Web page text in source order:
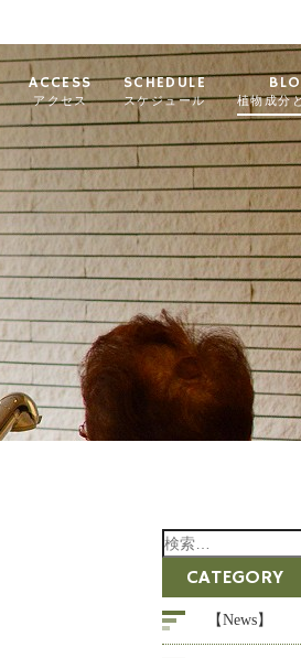
ACCESS
アクセス
SCHEDULE
スケジュール 植物成分
検
CATEGORY
【News】